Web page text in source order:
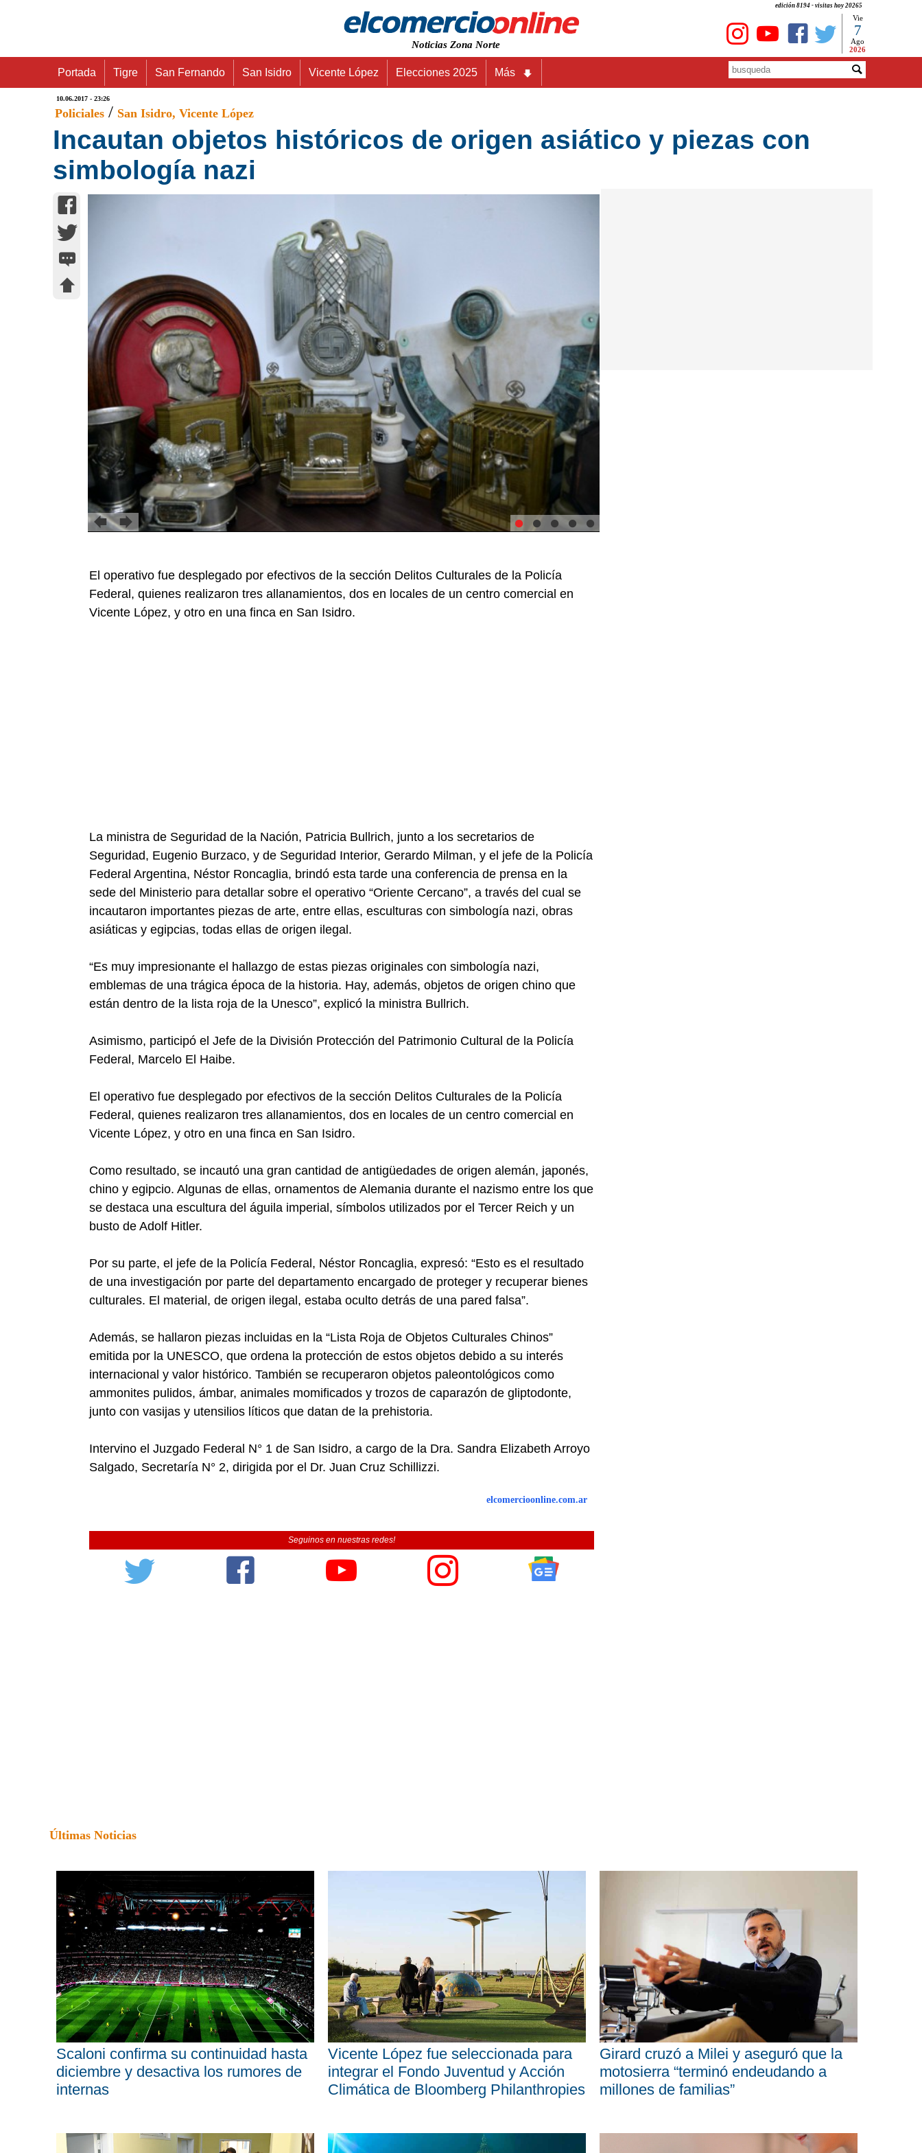
edición 8194 - visitas hoy 20265
Noticias Zona Norte
Vie
7
Ago
2026
Portada Tigre San Fernando San Isidro Vicente López Elecciones 2025 Más
10.06.2017 - 23:26
Policiales / San Isidro, Vicente López
Incautan objetos históricos de origen asiático y piezas con
simbología nazi
El operativo fue desplegado por efectivos de la sección Delitos Culturales de la Policía
Federal, quienes realizaron tres allanamientos, dos en locales de un centro comercial en
Vicente López, y otro en una finca en San Isidro.
La ministra de Seguridad de la Nación, Patricia Bullrich, junto a los secretarios de
Seguridad, Eugenio Burzaco, y de Seguridad Interior, Gerardo Milman, y el jefe de la Policía
Federal Argentina, Néstor Roncaglia, brindó esta tarde una conferencia de prensa en la
sede del Ministerio para detallar sobre el operativo “Oriente Cercano”, a través del cual se
incautaron importantes piezas de arte, entre ellas, esculturas con simbología nazi, obras
asiáticas y egipcias, todas ellas de origen ilegal.
“Es muy impresionante el hallazgo de estas piezas originales con simbología nazi,
emblemas de una trágica época de la historia. Hay, además, objetos de origen chino que
están dentro de la lista roja de la Unesco”, explicó la ministra Bullrich.
Asimismo, participó el Jefe de la División Protección del Patrimonio Cultural de la Policía
Federal, Marcelo El Haibe.
El operativo fue desplegado por efectivos de la sección Delitos Culturales de la Policía
Federal, quienes realizaron tres allanamientos, dos en locales de un centro comercial en
Vicente López, y otro en una finca en San Isidro.
Como resultado, se incautó una gran cantidad de antigüedades de origen alemán, japonés,
chino y egipcio. Algunas de ellas, ornamentos de Alemania durante el nazismo entre los que
se destaca una escultura del águila imperial, símbolos utilizados por el Tercer Reich y un
busto de Adolf Hitler.
Por su parte, el jefe de la Policía Federal, Néstor Roncaglia, expresó: “Esto es el resultado
de una investigación por parte del departamento encargado de proteger y recuperar bienes
culturales. El material, de origen ilegal, estaba oculto detrás de una pared falsa”.
Además, se hallaron piezas incluidas en la “Lista Roja de Objetos Culturales Chinos”
emitida por la UNESCO, que ordena la protección de estos objetos debido a su interés
internacional y valor histórico. También se recuperaron objetos paleontológicos como
ammonites pulidos, ámbar, animales momificados y trozos de caparazón de gliptodonte,
junto con vasijas y utensilios líticos que datan de la prehistoria.
Intervino el Juzgado Federal N° 1 de San Isidro, a cargo de la Dra. Sandra Elizabeth Arroyo
Salgado, Secretaría N° 2, dirigida por el Dr. Juan Cruz Schillizzi.
elcomercioonline.com.ar
Seguinos en nuestras redes!
Últimas Noticias
Scaloni confirma su continuidad hasta
diciembre y desactiva los rumores de
internas
Vicente López fue seleccionada para
integrar el Fondo Juventud y Acción
Climática de Bloomberg Philanthropies
Girard cruzó a Milei y aseguró que la
motosierra “terminó endeudando a
millones de familias”